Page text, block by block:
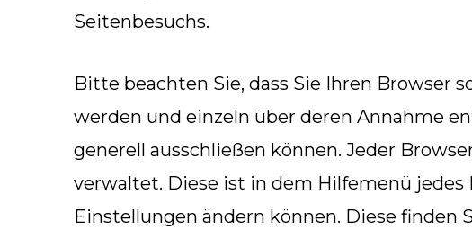
Seitenbesuchs.
Bitte beachten Sie, dass Sie Ihren Browser
werden und einzeln über deren Annahme
generell ausschließen können. Jeder
verwaltet. Diese ist in dem Hilfemenü jedes
Einstellungen ändern können. Diese finden